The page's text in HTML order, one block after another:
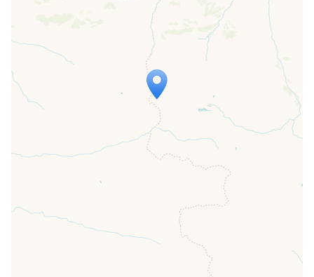
Travelers' Map is loading...
If you see this after your page is
loaded completely, leafletJS files are
missing.